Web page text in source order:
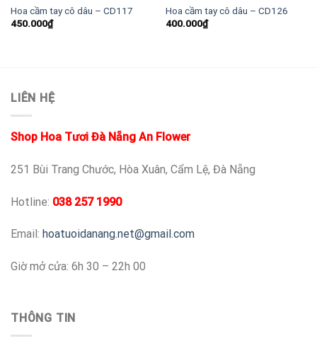
Hoa cầm tay cô dâu – CD117
450.000₫
Hoa cầm tay cô dâu – CD126
400.000₫
LIÊN HỆ
Shop Hoa Tươi Đà Nẵng An Flower
251 Bùi Trang Chước, Hòa Xuân, Cẩm Lệ, Đà Nẵng
Hotline: 038 257 1990
Email: hoatuoidanang.net@gmail.com
Giờ mở cửa: 6h 30 – 22h 00
THÔNG TIN